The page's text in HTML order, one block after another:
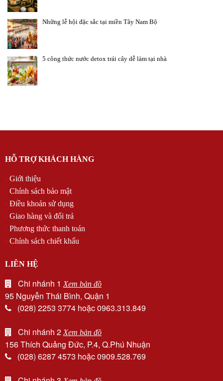
Những lễ hội đặc sắc tại miền Tây Nam Bộ
5 công thức nước detox trái cây dễ làm tại nhà
HỖ TRỢ KHÁCH HÀNG
Giới thiệu
Chính sách bảo mật
Điều khoản sử dụng
Giao hàng và đổi trả
Phương thức thanh toán
Chính sách chiết khấu
LIÊN HỆ
Chi nhánh 1Xem bản đồ
95 Nguyễn Thái Bình, Quận 1
(028) 2253 3774 hoặc 0963.313.849
Chi nhánh 2Xem bản đồ
156 Thích Quảng Đức, P.4, Q.Phú Nhuận
(028) 6287 4573 hoặc 0909.528.769